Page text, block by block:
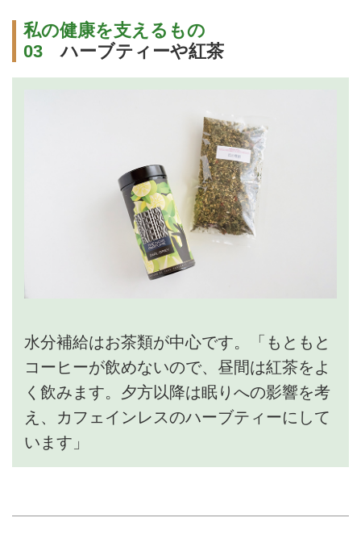
私の健康を支えるもの
03ハーブティーや紅茶
水分補給はお茶類が中心です。「もともと
コーヒーが飲めないので、昼間は紅茶をよ
く飲みます。夕方以降は眠りへの影響を考
え、カフェインレスのハーブティーにして
います」